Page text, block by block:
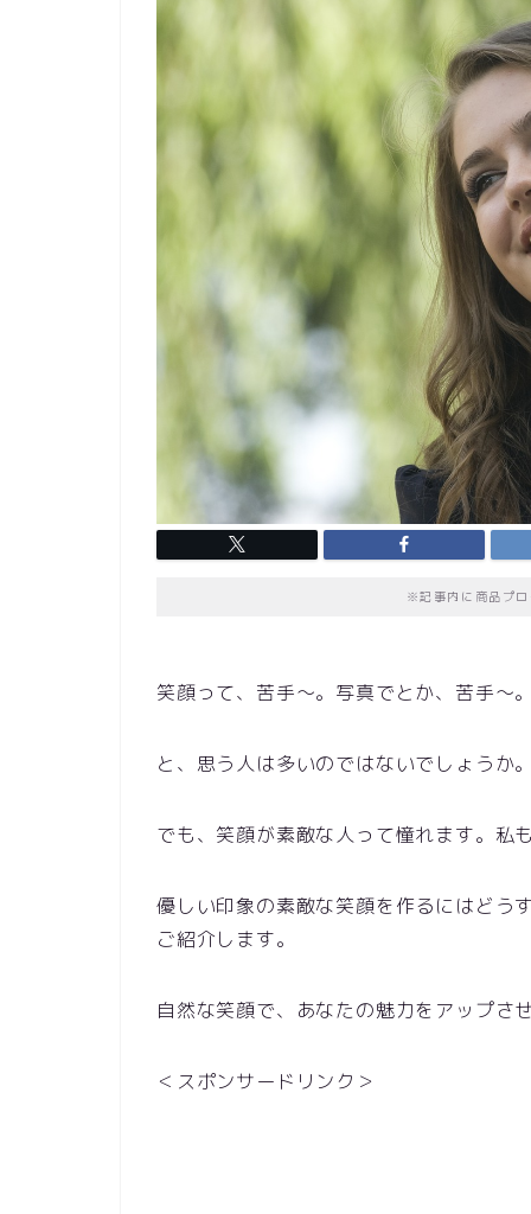
※記事内に商品プ
笑顔って、苦手〜。写真でとか、苦手〜
と、思う人は多いのではないでしょうか
でも、笑顔が素敵な人って憧れます。私
優しい印象の素敵な笑顔を作るにはどう
ご紹介します。
自然な笑顔で、あなたの魅力をアップさ
＜スポンサードリンク＞